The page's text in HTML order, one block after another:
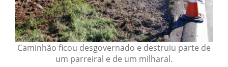
Caminhão ficou desgovernado e destruiu parte de
um parreiral e de um milharal.